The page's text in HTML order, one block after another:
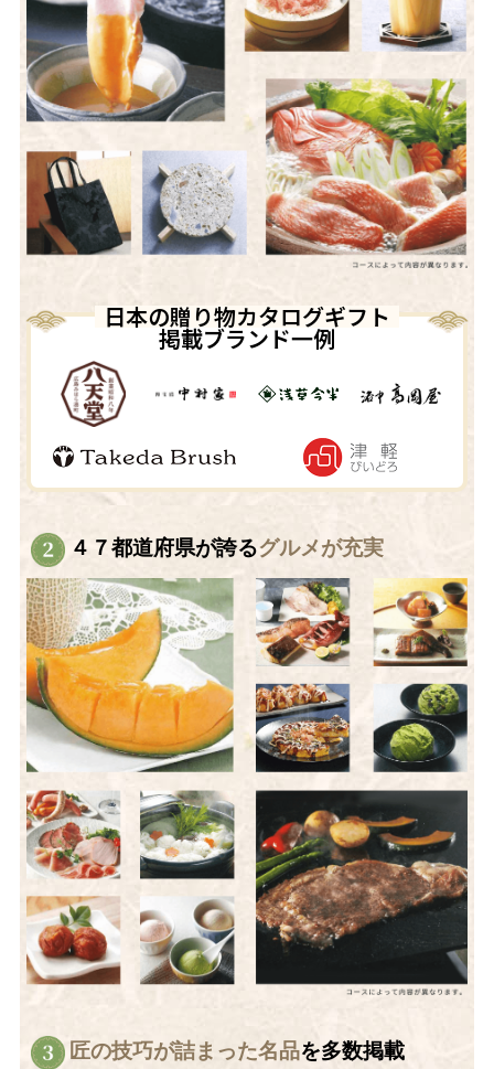
日本の贈り物カタログギフト
掲載ブランド一例
2
４７都道府県が誇るグルメが充実
匠の技巧が詰まった名品を多数掲載